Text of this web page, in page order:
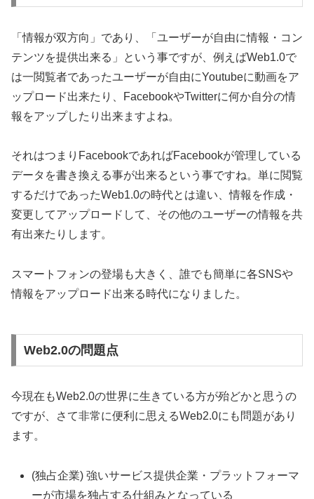
「情報が双方向」であり、「ユーザーが自由に情報・コン
テンツを提供出来る」という事ですが、例えばWeb1.0で
は一閲覧者であったユーザーが自由にYoutubeに動画をア
ップロード出来たり、FacebookやTwitterに何か自分の情
報をアップしたり出来ますよね。
それはつまりFacebookであればFacebookが管理している
データを書き換える事が出来るという事ですね。単に閲覧
するだけであったWeb1.0の時代とは違い、情報を作成・
変更してアップロードして、その他のユーザーの情報を共
有出来たりします。
スマートフォンの登場も大きく、誰でも簡単に各SNSや
情報をアップロード出来る時代になりました。
Web2.0の問題点
今現在もWeb2.0の世界に生きている方が殆どかと思うの
ですが、さて非常に便利に思えるWeb2.0にも問題があり
ます。
(独占企業) 強いサービス提供企業・プラットフォーマ
ーが市場を独占する仕組みとなっている